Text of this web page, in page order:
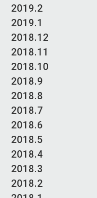
2019.2
2019.1
2018.12
2018.11
2018.10
2018.9
2018.8
2018.7
2018.6
2018.5
2018.4
2018.3
2018.2